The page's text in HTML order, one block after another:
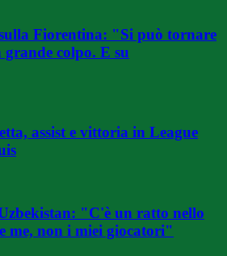
Fiorentina: "Si può tornare
colpo. E su
assist e vittoria in League
"C'è un ratto nello
me, non i miei giocatori"